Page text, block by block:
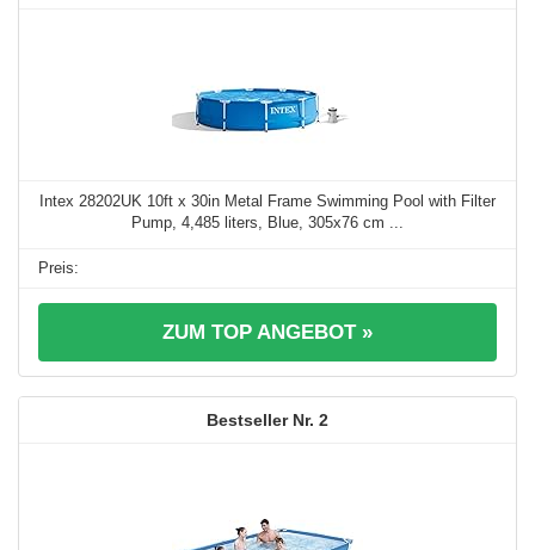
Intex 28202UK 10ft x 30in Metal Frame Swimming Pool with Filter
Pump, 4,485 liters, Blue, 305x76 cm ...
ZUM TOP ANGEBOT »
2